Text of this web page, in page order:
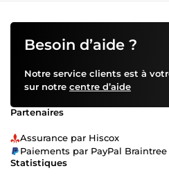
Besoin d’aide ?
Notre service clients est à
sur notre centre d’aide
Partenaires
Assurance par Hiscox
Paiements par PayPal Braintree
Statistiques